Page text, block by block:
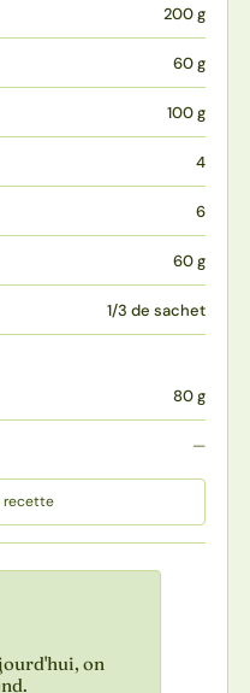
200 g
60 g
100 g
4
6
60 g
1/3 de sachet
80 g
—
recette
on